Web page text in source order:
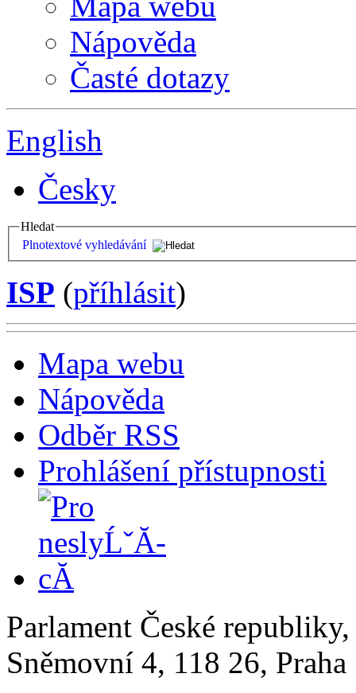
Nápověda
Časté dotazy
English
Česky
Hledat
Plnotextové vyhledávání
ISP (příhlásit)
Mapa webu
Nápověda
Odběr RSS
Prohlášení přístupnosti
Parlament České
Sněmovní 4, 118 26,